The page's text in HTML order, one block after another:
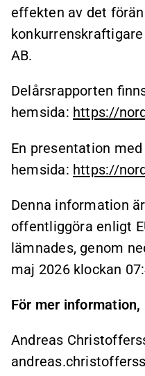
effekten av det
AB.
Delårsrapporten
hemsida: https://
En presentation
hemsida: https://
Denna information
offentliggöra enligt
lämnades, genom
maj 2026 klockan
För mer
Andreas